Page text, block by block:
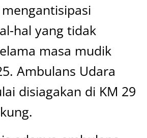
hal yang tidak
masa mudik
Ambulans Udara
disiagakan di KM 29